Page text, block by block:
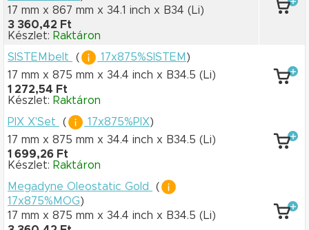
17 mm x 867 mm x 34.1 inch x B34 (Li)
3 360,42 Ft
Készlet: Raktáron
SISTEMbelt
( 17x875%SISTEM )
17 mm x 875 mm x 34.4 inch x B34.5 (Li)
1 272,54 Ft
Készlet: Raktáron
PIX X'Set
( 17x875%PIX)
17 mm x 875 mm x 34.4 inch x B34.5 (Li)
1 699,26 Ft
Készlet: Raktáron
Megadyne Oleostatic Gold
(
17x875%MOG)
17 mm x 875 mm x 34.4 inch x B34.5 (Li)